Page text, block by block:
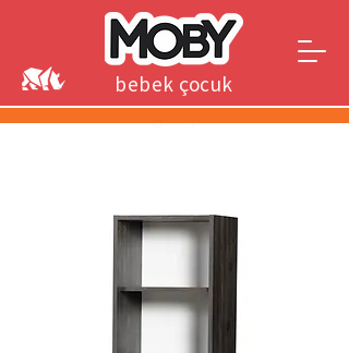
bebek çocuk
genç